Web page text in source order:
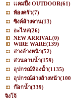
เเคมปิ้ง OUTDOOR(61)
ห้องครัว(7)
ซิงค์ล้างจาน(13)
อะไหล่(26)
NEW ARRIVAL(0)
WIRE WARE(139)
อ่างล้างหน้า(52)
ส่วนอาบน้ำ(159)
อุปกรณ์ห้องน้ำ(1135)
อุปกรณ์อ่างล้างหน้า
ก๊อกน้ำ(339)
จิงโจ้